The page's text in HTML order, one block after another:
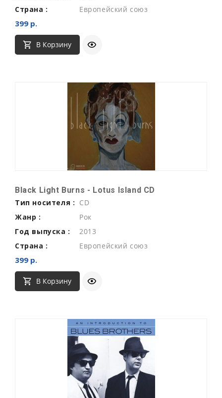
Страна :
Европейский союз
399 р.
В Корзину
Black Light Burns - Lotus Island CD
Тип носителя : CD
Жанр :
Рок
Год выпуска :
2013
Страна :
Европейский союз
399 р.
В Корзину